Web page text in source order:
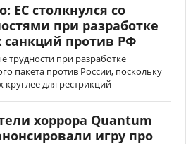
ЕС столкнулся со
при разработке
санкций против РФ
трудности при разработке
пакета против России, поскольку
для рестрикций
хоррора Quantum
игру про